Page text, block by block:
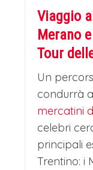
pittori
danno
che ha
Viaggio
Merano
Tour
Un
condurrà
mercatini
celebri
principali
Trentino: i